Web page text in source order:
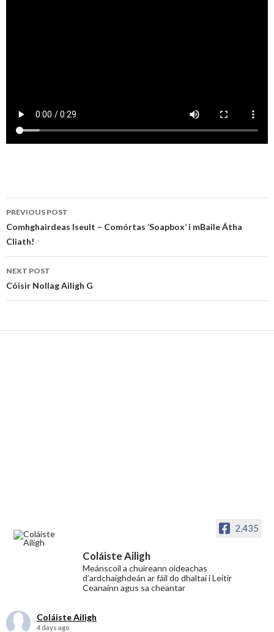
Post
navigation
PREVIOUS POST
Comhghairdeas Iseult – Comórtas ‘Soapbox’ i mBaile Átha
Cliath!
NEXT POST
Cóisir Nollag Ailigh G
2,435
Coláiste Ailigh
Meánscoil a chuireann oideachas
d’ardchaighdeán ar fáil do dhaltaí i Leitir
Ceanainn agus sa cheantar
Coláiste Ailigh
4 days ago